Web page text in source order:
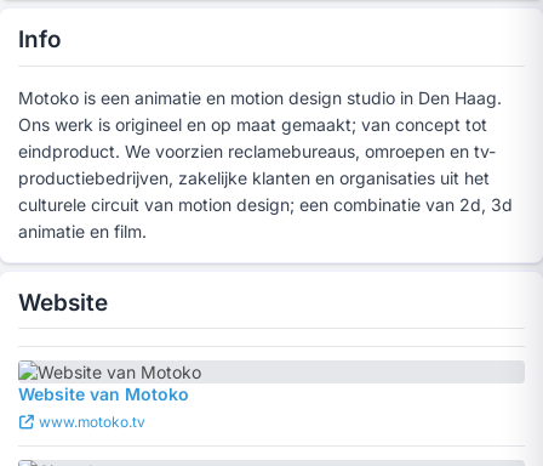
Info
Motoko is een animatie en motion design studio in Den Haag.
Ons werk is origineel en op maat gemaakt; van concept tot
eindproduct. We voorzien reclamebureaus, omroepen en tv-
productiebedrijven, zakelijke klanten en organisaties uit het
culturele circuit van motion design; een combinatie van 2d, 3d
animatie en film.
Website
Website van Motoko
www.motoko.tv